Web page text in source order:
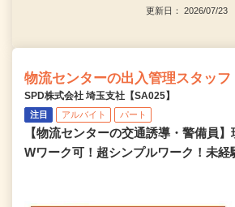
更新日： 2026/07/23
物流センターの出入管理スタッフ
SPD株式会社 埼玉支社【SA025】
注目 アルバイト パート
【物流センターの交通誘導・警備員
Wワーク可！超シンプルワーク！未経